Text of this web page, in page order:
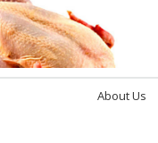
About Us